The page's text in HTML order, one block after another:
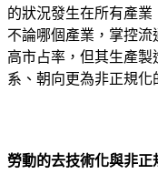
的狀況發生在所有產業
不論哪個產業，掌控
高市占率，但其生產
系、朝向更為非正規化
勞動的去技術化與非正